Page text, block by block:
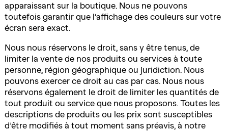
apparaissant sur la boutique. Nous ne pouvons
toutefois garantir que l’affichage des couleurs sur votre
écran sera exact.
Nous nous réservons le droit, sans y être tenus, de
limiter la vente de nos produits ou services à toute
personne, région géographique ou juridiction. Nous
pouvons exercer ce droit au cas par cas. Nous nous
réservons également le droit de limiter les quantités de
tout produit ou service que nous proposons. Toutes les
descriptions de produits ou les prix sont susceptibles
d’être modifiés à tout moment sans préavis, à notre